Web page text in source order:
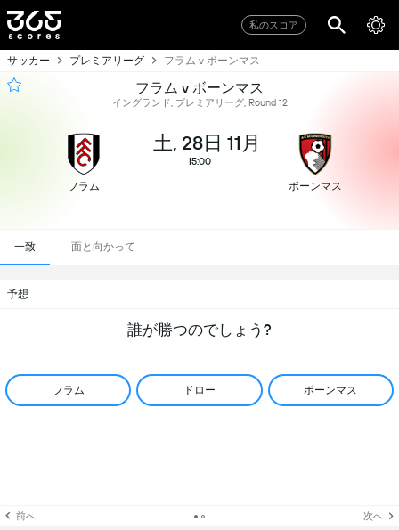
私のスコア
サッカー プレミアリーグ フラム v ボーンマス
フラム v ボーンマス
イングランド, プレミアリーグ, Round 12
フラム
土, 28日 11月
15:00
ボーンマス
一致 面と向かって
予想
誰が勝つのでしょう?
フラム ドロー ボーンマス
前へ 次へ